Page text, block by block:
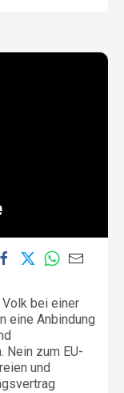
bei einer
eine Anbindung
zum EU-
und